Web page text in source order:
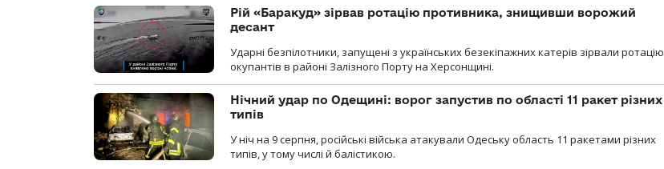
Рій «Баракуд» зірвав ротацію противника, знищивши ворожий
десант
Ударні безпілотники, запущені з українських безекіпажних катерів зірвали ротацію
окупантів в районі Залізного Порту на Херсонщині.
Нічний удар по Одещині: ворог запустив по області 11 ракет різних
типів
У ніч на 9 серпня, російські війська атакували Одеську область 11 ракетами різних
типів, у тому числі й балістикою.